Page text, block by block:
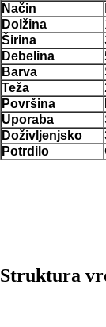
Način
Dolžina
Širina
Debelina
Barva
Teža
Površina
Uporaba
Doživljenjsko
Potrdilo
Struktura